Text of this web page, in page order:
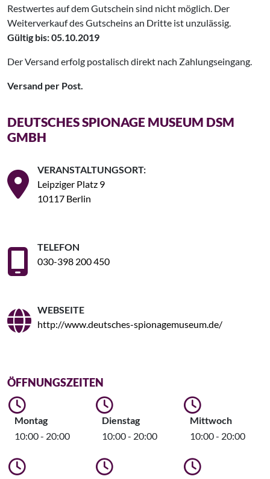
Restwertes auf dem Gutschein sind nicht möglich. Der
Weiterverkauf des Gutscheins an Dritte ist unzulässig.
Gültig bis: 05.10.2019
Der Versand erfolg postalisch direkt nach Zahlungseingang.
Versand per Post.
DEUTSCHES SPIONAGE MUSEUM DSM
GMBH
VERANSTALTUNGSORT:
Leipziger Platz 9
10117 Berlin
TELEFON
030-398 200 450
WEBSEITE
http://www.deutsches-spionagemuseum.de/
ÖFFNUNGSZEITEN
Montag
10:00 - 20:00
Dienstag
10:00 - 20:00
Mittwoch
10:00 - 20:00